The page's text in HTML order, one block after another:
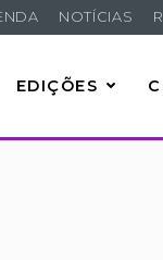
NOTÍCIAS
EDIÇÕES